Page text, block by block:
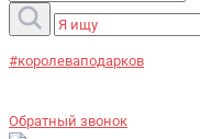
#королеваподарков
Обратный звонок